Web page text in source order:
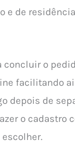
e de
concluir o
facilitando
depois de
o cadastro